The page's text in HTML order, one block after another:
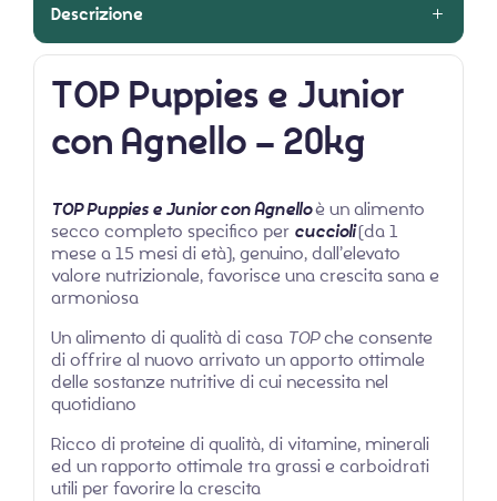
Descrizione
TOP Puppies e Junior
con Agnello – 20kg
TOP Puppies e Junior con Agnelloè un alimento
secco completo specifico per cuccioli(da 1
mese a 15 mesi di età), genuino, dall’elevato
valore nutrizionale, favorisce una crescita sana e
armoniosa
Un alimento di qualità di casa TOPche consente
di offrire al nuovo arrivato un apporto ottimale
delle sostanze nutritive di cui necessita nel
quotidiano
Ricco di proteine di qualità, di vitamine, minerali
ed un rapporto ottimale tra grassi e carboidrati
utili per favorire la crescita